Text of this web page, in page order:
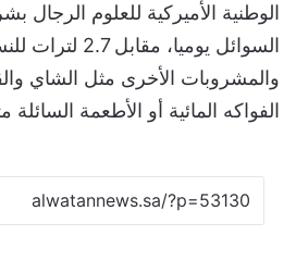
السوائل يوميا،
والمشروبات الأخرى مثل الشاي
الفواكه المائية أو الأطعمة